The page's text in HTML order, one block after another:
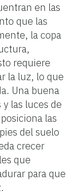
en las
que las
la copa
requiere
la luz, lo que
Una buena
las luces de
las
del suelo
crecer
que
para que